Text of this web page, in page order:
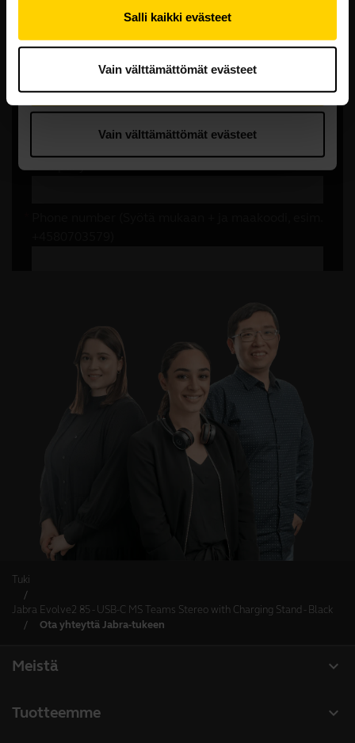
Salli kaikki evästeet
Vain välttämättömät evästeet
Tuki
Jabra Evolve2 85 - USB-C MS Teams Stereo with Charging Stand - Black
Ota yhteyttä Jabra-tukeen
expand_more
Meistä
expand_more
Tuotteemme